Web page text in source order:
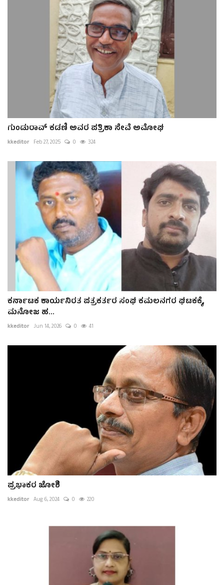
ಗುಂಡುರಾವ್ ಕಡಣಿ ಅವರ ಪತ್ರಿಕಾ ಸೇವೆ ಅಮೋಘ
kkeditor Feb 27, 2025 0 324
ಕರ್ನಾಟಕ ಕಾರ್ಯನಿರತ ಪತ್ರಕರ್ತರ ಸಂಘ ಕಮಲನಗರ ಘಟಕಕ್ಕೆ,
ಮನೋಜ ಹ...
kkeditor Jun 14, 2026 0 41
ಪ್ರಭಾಕರ ಜೋಶಿ
kkeditor Aug 6, 2024 0 220